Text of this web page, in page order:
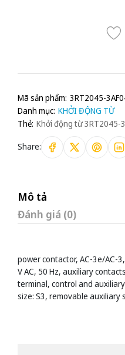
Mã sản phẩm: 3RT2045-
Danh mục: KHỞI ĐỘNG TỪ
Thẻ: Khởi động từ 3RT2045-
Share:
Mô tả
Đánh giá (0)
power contactor, AC-3e/AC-
V AC, 50 Hz, auxiliary
terminal, control and
size: S3, removable auxiliary